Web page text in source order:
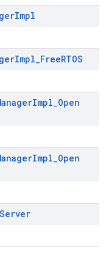
Impl
Impl_FreeRTOS
Impl_Open
Impl_Open
Server